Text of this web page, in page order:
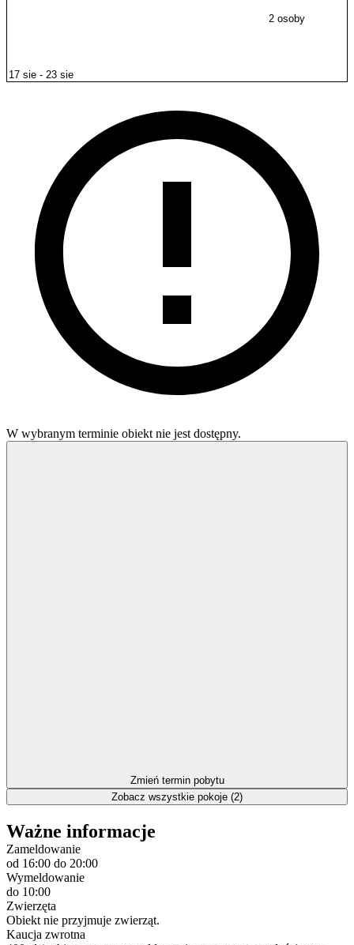
2 osoby
W wybranym terminie obiekt nie jest dostępny.
Zmień termin pobytu
Zobacz wszystkie pokoje (2)
Ważne informacje
Zameldowanie
od 16:00 do 20:00
Wymeldowanie
do 10:00
Zwierzęta
Obiekt nie przyjmuje zwierząt.
Kaucja zwrotna